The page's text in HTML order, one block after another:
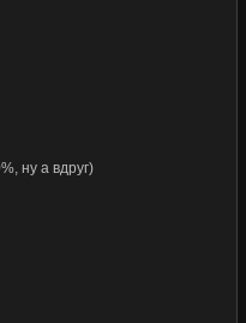
ну а вдруг)